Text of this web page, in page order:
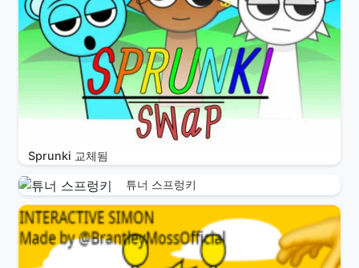
Sprunki 교체됨
튜너 스프렁키